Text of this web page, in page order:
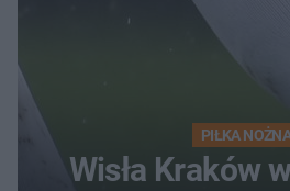
PIŁKA
Wisła Kraków